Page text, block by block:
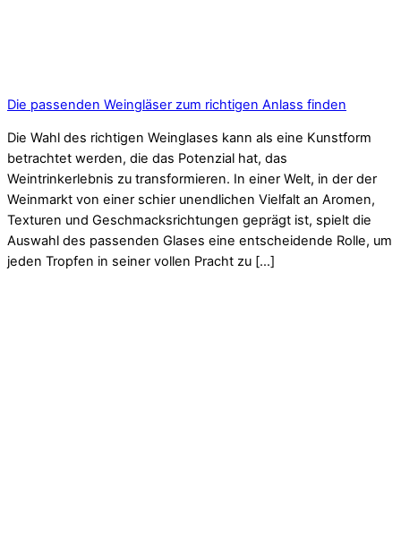
Die passenden Weingläser zum richtigen Anlass finden
Die Wahl des richtigen Weinglases kann als eine Kunstform
betrachtet werden, die das Potenzial hat, das
Weintrinkerlebnis zu transformieren. In einer Welt, in der der
Weinmarkt von einer schier unendlichen Vielfalt an Aromen,
Texturen und Geschmacksrichtungen geprägt ist, spielt die
Auswahl des passenden Glases eine entscheidende Rolle, um
jeden Tropfen in seiner vollen Pracht zu […]